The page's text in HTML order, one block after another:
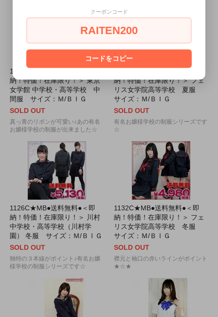
1133B★MB●送料無料●＜即
納！特価！在庫限り！＞ 東京
女学館 中学校・高等学校 中
間服 サイズ：Ｍ/ＢＩＧ
SOLD OUT
真っ青のリボンが可愛い♪あの有名
お嬢様学校の制服が出来ました☆
納！特価！在庫限り！＞ フェ
リス女学院高等学校 夏服
サイズ：Ｍ/ＢＩＧ
SOLD OUT
有名お嬢様学校の制服シリーズです
☆
1126C★MB●送料無料●＜即
納！特価！在庫限り！＞ 川村
中学校・高等学校（川村学
園） 冬服 サイズ：Ｍ/ＢＩＧ
SOLD OUT
独特の３本線がポイント♪有名お嬢
様学校の制服シリーズです☆
1132C★MB●送料無料●＜即
納！特価！在庫限り！＞ フェ
リス女学院高等学校 冬服
サイズ：Ｍ/ＢＩＧ
SOLD OUT
襟元と袖口の赤いラインがポイント
★☆★
クーポンコード
RAITEN200
コードをコピー